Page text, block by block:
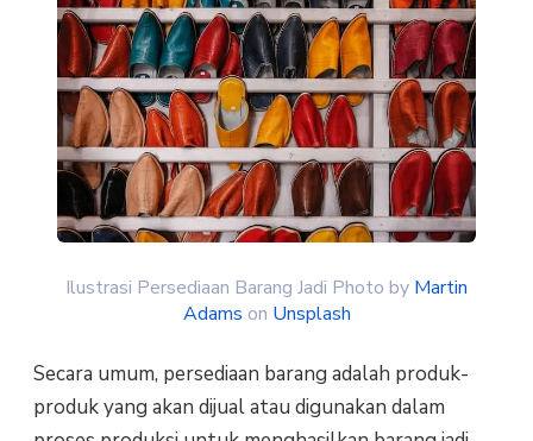
Ilustrasi Persediaan Barang Jadi Photo by Martin
Adams on Unsplash
Secara umum, persediaan barang adalah produk-
produk yang akan dijual atau digunakan dalam